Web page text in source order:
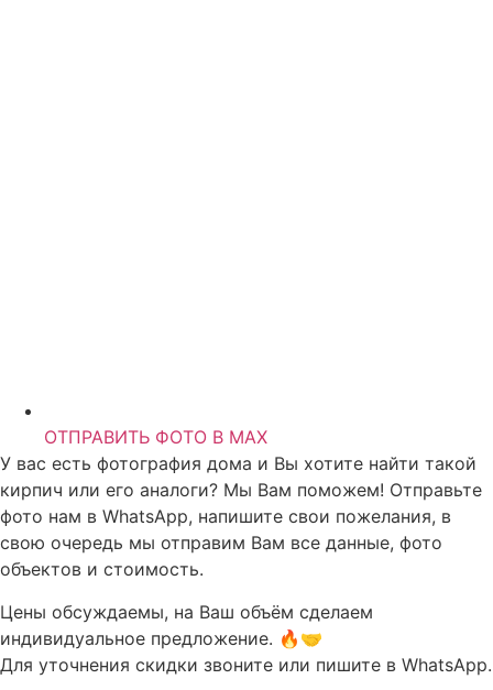
ОТПРАВИТЬ ФОТО В MAX
У вас есть фотография дома и Вы хотите найти такой
кирпич или его аналоги? Мы Вам поможем! Отправьте
фото нам в WhatsApp, напишите свои пожелания, в
свою очередь мы отправим Вам все данные, фото
объектов и стоимость.
Цены обсуждаемы, на Ваш объём сделаем
индивидуальное предложение. 🔥🤝
Для уточнения скидки звоните или пишите в WhatsApp.